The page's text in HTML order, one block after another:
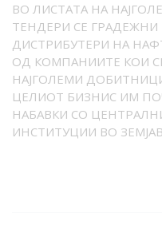
ВО ЛИСТАТА НА
ТЕНДЕРИ СЕ
ДИСТРИБУТЕРИ НА
ОД КОМПАНИИТЕ КОИ
НАЈГОЛЕМИ
ЦЕЛИОТ БИЗНИС ИМ
НАБАВКИ СО
ИНСТИТУЦИИ ВО